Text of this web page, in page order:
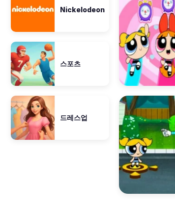
Nickelodeon
스포츠
드레스업